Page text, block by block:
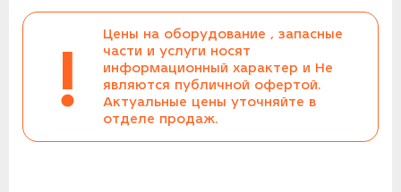
!
Цены на оборудование , запасные
части и услуги носят
информационный характер и Не
являются публичной офертой.
Актуальные цены уточняйте в
отделе продаж.